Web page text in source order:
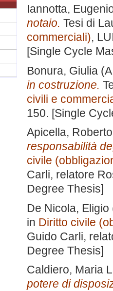
Iannotta,
notaio. Tesi di
commerciali),
[Single Cycle
Bonura, Giulia
in costruzione.
civili e
150. [Single
Apicella, Roberto
responsabilità
civile
Carli, relatore
Degree Thesis]
De Nicola, Eligio
in Diritto civile
Guido Carli,
Degree Thesis]
Caldiero, Maria
potere di